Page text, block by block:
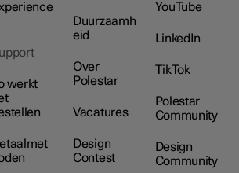
werkt
Duurzaamh
eid
Over
Polestar
Vacatures
Design
Contest
YouTube
LinkedIn
TikTok
Polestar
Community
Design
Community